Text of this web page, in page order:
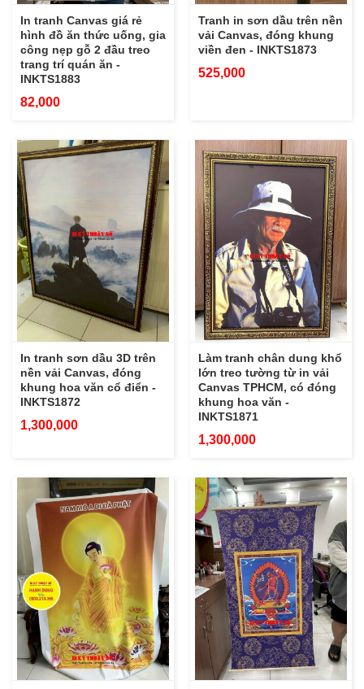
In tranh Canvas giá rẻ
hình đồ ăn thức uống, gia
công nẹp gỗ 2 đầu treo
trang trí quán ăn -
INKTS1883
82,000
Tranh in sơn dầu trên nền
vải Canvas, đóng khung
viền đen - INKTS1873
525,000
In tranh sơn dầu 3D trên
nền vải Canvas, đóng
khung hoa văn cổ điển -
INKTS1872
1,300,000
Làm tranh chân dung khổ
lớn treo tường từ in vải
Canvas TPHCM, có đóng
khung hoa văn -
INKTS1871
1,300,000